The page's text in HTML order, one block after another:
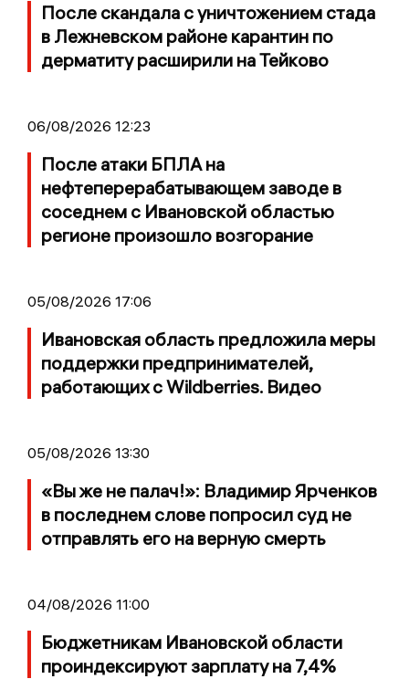
После скандала с уничтожением стада
в Лежневском районе карантин по
дерматиту расширили на Тейково
06/08/2026 12:23
После атаки БПЛА на
нефтеперерабатывающем заводе в
соседнем с Ивановской областью
регионе произошло возгорание
05/08/2026 17:06
Ивановская область предложила меры
поддержки предпринимателей,
работающих с Wildberries. Видео
05/08/2026 13:30
«Вы же не палач!»: Владимир Ярченков
в последнем слове попросил суд не
отправлять его на верную смерть
04/08/2026 11:00
Бюджетникам Ивановской области
проиндексируют зарплату на 7,4%